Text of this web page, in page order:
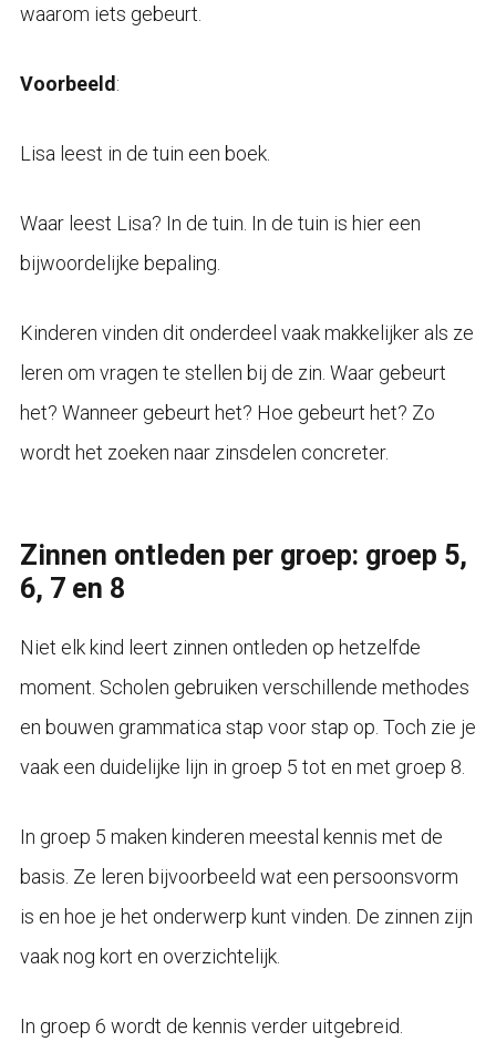
waarom iets gebeurt.
Voorbeeld:
Lisa leest in de tuin een boek.
Waar leest Lisa? In de tuin. In de tuin is hier een
bijwoordelijke bepaling.
Kinderen vinden dit onderdeel vaak makkelijker als ze
leren om vragen te stellen bij de zin. Waar gebeurt
het? Wanneer gebeurt het? Hoe gebeurt het? Zo
wordt het zoeken naar zinsdelen concreter.
Zinnen ontleden per groep: groep 5,
6, 7 en 8
Niet elk kind leert zinnen ontleden op hetzelfde
moment. Scholen gebruiken verschillende methodes
en bouwen grammatica stap voor stap op. Toch zie je
vaak een duidelijke lijn in groep 5 tot en met groep 8.
In groep 5 maken kinderen meestal kennis met de
basis. Ze leren bijvoorbeeld wat een persoonsvorm
is en hoe je het onderwerp kunt vinden. De zinnen zijn
vaak nog kort en overzichtelijk.
In groep 6 wordt de kennis verder uitgebreid.